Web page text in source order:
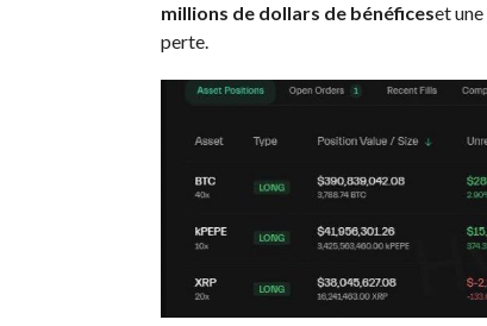
millions de dollars de bénéficeset
perte.